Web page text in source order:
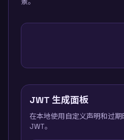
JWT 生成面板
在本地使用自定义声明和过
JWT。